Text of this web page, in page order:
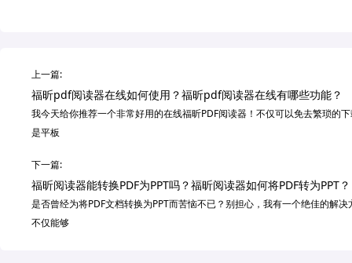
上一篇:
福昕pdf阅读器在线如何使用？福昕pdf阅读器在线有哪些功能？
我今天给你推荐一个非常好用的在线福昕PDF阅读器！不仅可以免去繁琐的
是平板
下一篇:
福昕阅读器能转换PDF为PPT吗？福昕阅读器如何将PDF转为PPT？
是否曾经为将PDF文档转换为PPT而苦恼不已？别担心，我有一个绝佳的
不仅能够